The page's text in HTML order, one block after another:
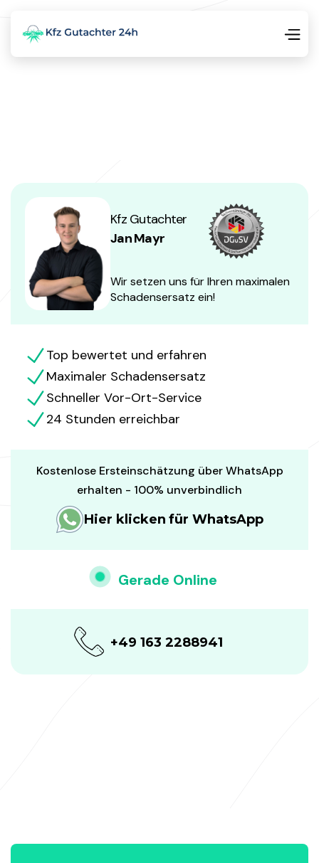
Kfz Gutachter
Jan Mayr
Wir setzen uns für Ihren maximalen
Schadensersatz ein!
Top bewertet und erfahren
Maximaler Schadensersatz
Schneller Vor-Ort-Service
24 Stunden erreichbar
Kostenlose Ersteinschätzung über WhatsApp
erhalten - 100% unverbindlich
Hier klicken für WhatsApp
Gerade Online
+49 163 2288941